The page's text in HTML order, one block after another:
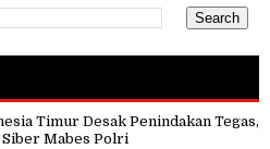
Timur Desak Penindakan Tegas,
Siber Mabes Polri